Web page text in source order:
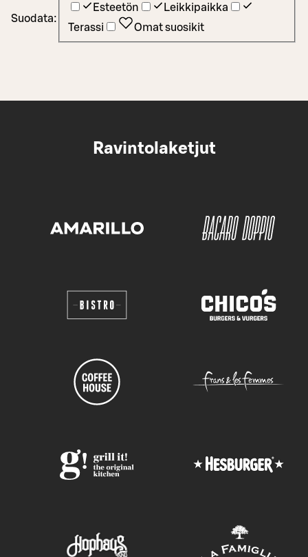
Suodata:
Esteetön
Leikkipaikka
Terassi
Omat suosikit
Ravintolaketjut